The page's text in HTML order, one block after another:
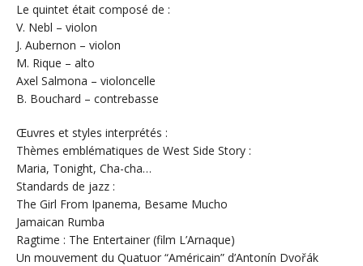
Le quintet était composé de :
V. Nebl – violon
J. Aubernon – violon
M. Rique – alto
Axel Salmona – violoncelle
B. Bouchard – contrebasse
Œuvres et styles interprétés :
Thèmes emblématiques de West Side Story :
Maria, Tonight, Cha-cha…
Standards de jazz :
The Girl From Ipanema, Besame Mucho
Jamaican Rumba
Ragtime : The Entertainer (film L’Arnaque)
Un mouvement du Quatuor “Américain” d’Antonín Dvořák